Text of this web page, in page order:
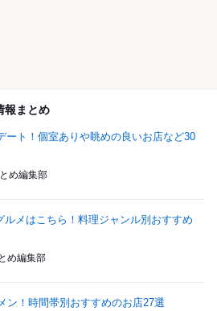
報まとめ
ート！個室ありや眺めの良いお店など30
め編集部
ルメはこちら！料理ジャンル別おすすめ
め編集部
ン！時間帯別おすすめのお店27選